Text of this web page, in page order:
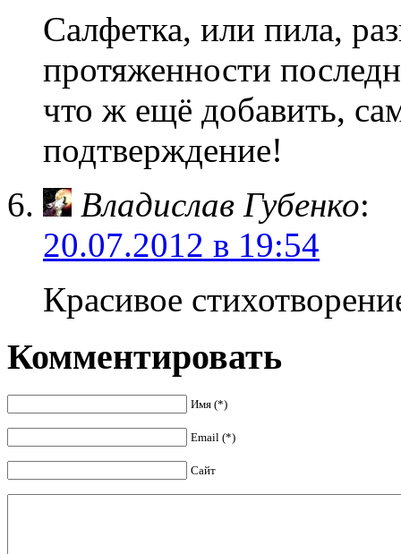
Салфетка, или пила,
протяженности
что ж ещё добавить,
подтверждение!
Владислав Губенко:
20.07.2012 в 19:54
Красивое
Комментировать
Имя (*)
Email (*)
Сайт